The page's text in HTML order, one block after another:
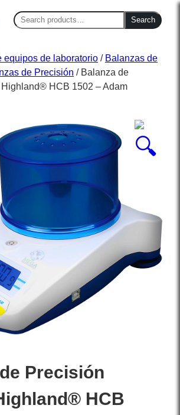
Search
for:
Search
equipos de laboratorio / Balanzas de
de Precisión / Balanza de
HCB 1502 – Adam
Precisión
HCB